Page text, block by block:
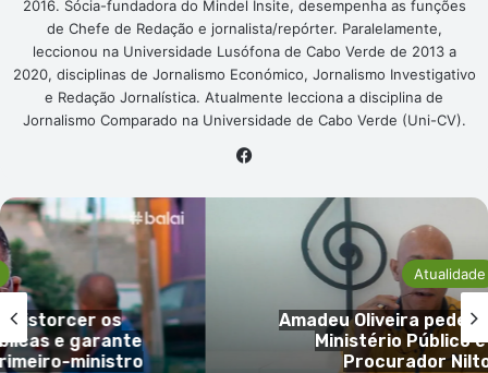
2016. Sócia-fundadora do Mindel Insite, desempenha as funções
de Chefe de Redação e jornalista/repórter. Paralelamente,
leccionou na Universidade Lusófona de Cabo Verde de 2013 a
2020, disciplinas de Jornalismo Económico, Jornalismo Investigativo
e Redação Jornalística. Atualmente lecciona a disciplina de
Jornalismo Comparado na Universidade de Cabo Verde (Uni-CV).
Atualidade
Amadeu Oliveira pede CPI à
Ministério Público e audição de
Procurador Nilton Moniz